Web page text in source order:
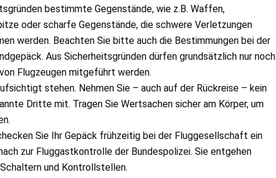
bestimmte Gegenstände, wie z.B. Waffen,
oder scharfe Gegenstände, die schwere Verletzungen
werden. Beachten Sie bitte auch die Bestimmungen bei der
Aus Sicherheitsgründen dürfen grundsätzlich nur noch
Flugzeugen mitgeführt werden.
stehen. Nehmen Sie – auch auf der Rückreise – kein
Dritte mit. Tragen Sie Wertsachen sicher am Körper, um
Sie Ihr Gepäck frühzeitig bei der Fluggesellschaft ein
zur Fluggastkontrolle der Bundespolizei. Sie entgehen
und Kontrollstellen.